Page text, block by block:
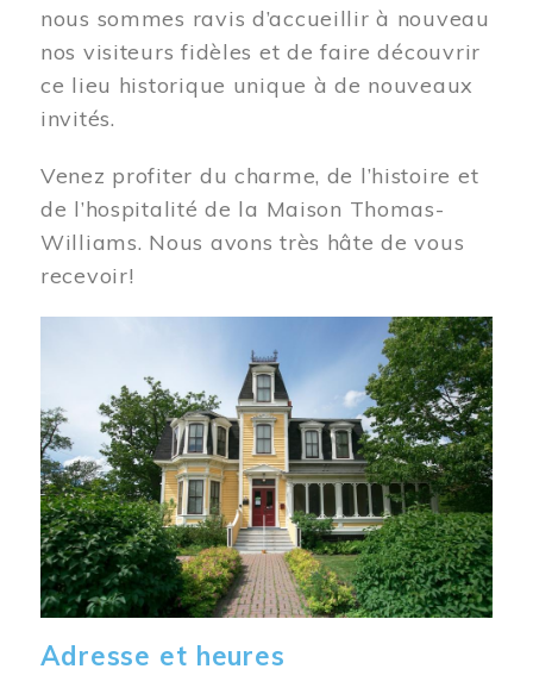
nous sommes ravis d’accueillir à nouveau
nos visiteurs fidèles et de faire découvrir
ce lieu historique unique à de nouveaux
invités.
Venez profiter du charme, de l’histoire et
de l’hospitalité de la Maison Thomas-
Williams. Nous avons très hâte de vous
recevoir!
Adresse et heures